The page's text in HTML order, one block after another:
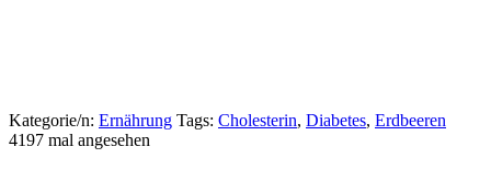
Kategorie/n: Ernährung Tags: Cholesterin, Diabetes, Erdbeeren
4197 mal angesehen